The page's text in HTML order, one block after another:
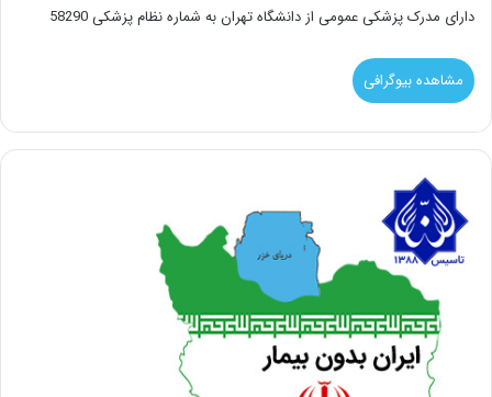
دارای مدرک پزشکی عمومی از دانشگاه تهران به شماره نظام پزشکی 58290
مشاهده بیوگرافی